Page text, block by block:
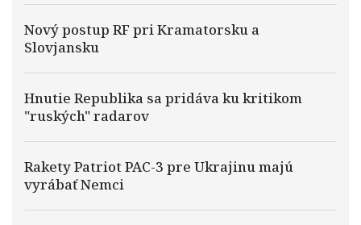
Nový postup RF pri Kramatorsku a
Slovjansku
Hnutie Republika sa pridáva ku kritikom
"ruských" radarov
Rakety Patriot PAC-3 pre Ukrajinu majú
vyrábať Nemci